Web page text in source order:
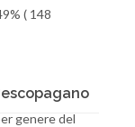
( 148
genere del